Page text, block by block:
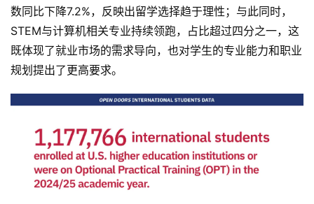
数同比下降7.2%，反映出留学选择趋于理性；与此同时，
STEM与计算机相关专业持续领跑，占比超过四分之一，这
既体现了就业市场的需求导向，也对学生的专业能力和职业
规划提出了更高要求。